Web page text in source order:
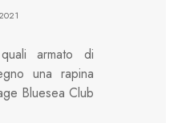
armato di
una rapina
Bluesea Club